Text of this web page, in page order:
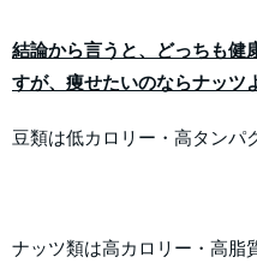
結論から言うと、どっちも健
すが、痩せたいのならナッツ
豆類は低カロリー・高タンパ
ナッツ類は高カロリー・高脂